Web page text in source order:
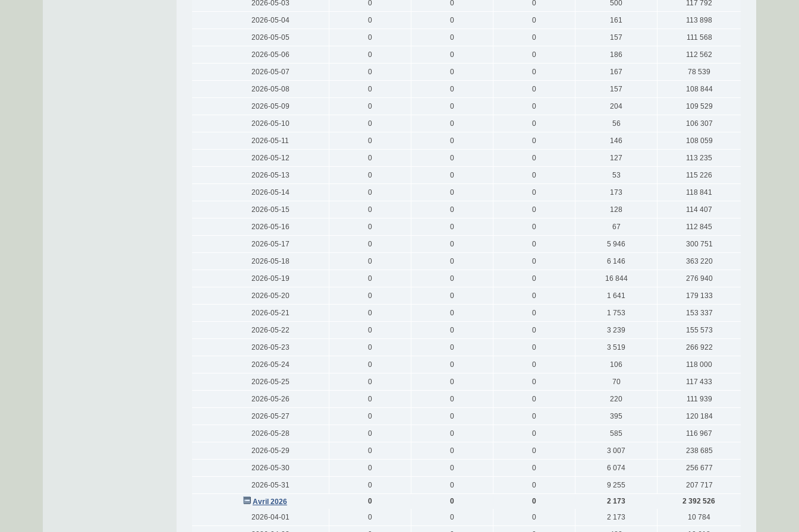
2026-05-03 0 0 0 500 117 792
2026-05-04 0 0 0 161 113 898
2026-05-05 0 0 0 157 111 568
2026-05-06 0 0 0 186 112 562
2026-05-07 0 0 0 167 78 539
2026-05-08 0 0 0 157 108 844
2026-05-09 0 0 0 204 109 529
2026-05-10 0 0 0 56 106 307
2026-05-11 0 0 0 146 108 059
2026-05-12 0 0 0 127 113 235
2026-05-13 0 0 0 53 115 226
2026-05-14 0 0 0 173 118 841
2026-05-15 0 0 0 128 114 407
2026-05-16 0 0 0 67 112 845
2026-05-17 0 0 0 5 946 300 751
2026-05-18 0 0 0 6 146 363 220
2026-05-19 0 0 0 16 844 276 940
2026-05-20 0 0 0 1 641 179 133
2026-05-21 0 0 0 1 753 153 337
2026-05-22 0 0 0 3 239 155 573
2026-05-23 0 0 0 3 519 266 922
2026-05-24 0 0 0 106 118 000
2026-05-25 0 0 0 70 117 433
2026-05-26 0 0 0 220 111 939
2026-05-27 0 0 0 395 120 184
2026-05-28 0 0 0 585 116 967
2026-05-29 0 0 0 3 007 238 685
2026-05-30 0 0 0 6 074 256 677
2026-05-31 0 0 0 9 255
207 717
Avril 2026
0 0 0 2 173
2 392 526
2026-04-01
0 0 0 2 173 10 784